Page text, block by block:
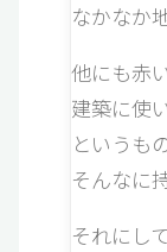
なかなか
他にも赤
建築に使
というも
そんなに
それにし